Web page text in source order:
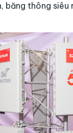
băng thông siêu